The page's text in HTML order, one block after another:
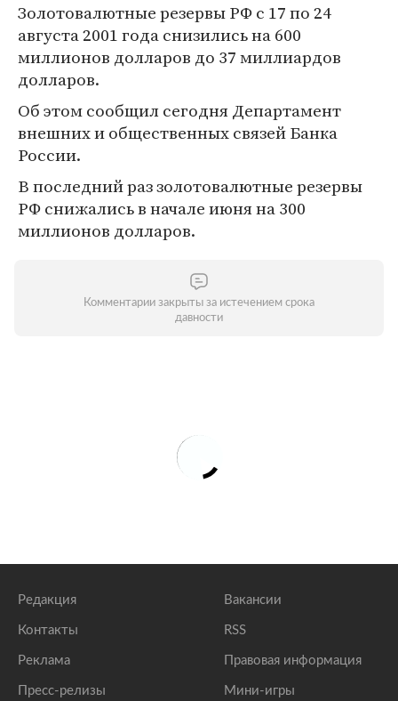
Золотовалютные резервы РФ с 17 по 24
августа 2001 года снизились на 600
миллионов долларов до 37 миллиардов
долларов.
Об этом сообщил сегодня Департамент
внешних и общественных связей Банка
России.
В последний раз золотовалютные резервы
РФ снижались в начале июня на 300
миллионов долларов.
Комментарии закрыты за истечением срока
давности
Редакция
Контакты
Реклама
Пресс-релизы
Вакансии
RSS
Правовая информация
Мини-игры